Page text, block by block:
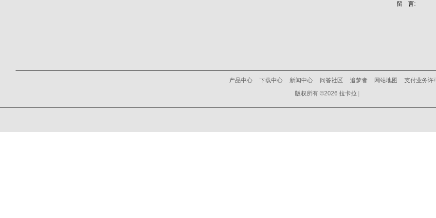
留 言:
产品中心 下载中心 新闻中心 问答社区 追梦者 网站地图
支付业务许
版权所有 ©2026 拉卡拉 |